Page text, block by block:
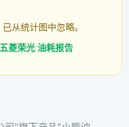
从统计图中忽略。
五菱荣光 油耗报告